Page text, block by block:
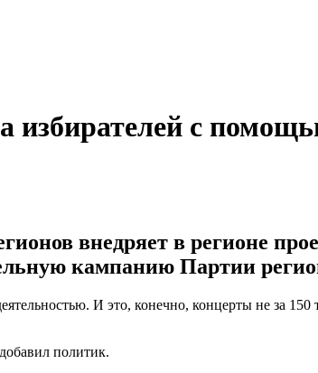
избирателей с
внедряет в регионе
кампанию Партии
И это, конечно, концерты не за
политик.